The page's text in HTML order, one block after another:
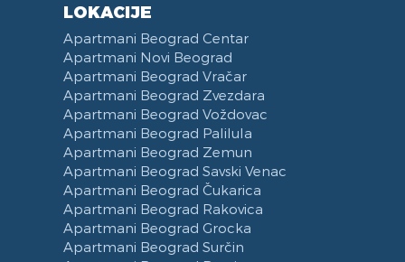
Toalet Papir
Sredstva za Čišćenje
Kategorizovan
Vaučeri
Aspirator
Posudje i Escajg
Beogradski Sajam
Yu biznis centar
Ulica Španskih boraca
Naselje West 365
Filmski grad
Karadjordjev park
KBC Zemun
Institut za majku i dete
Hram Svetog Save
Ulica Kneginje Zorke
Sportski centar 11 April
LOKACIJE
Apartmani Beograd Centar
Apartmani Novi Beograd
Apartmani Beograd Vračar
Apartmani Beograd Zvezdara
Apartmani Beograd Voždovac
Apartmani Beograd Palilula
Apartmani Beograd Zemun
Apartmani Beograd Savski Venac
Apartmani Beograd Čukarica
Apartmani Beograd Rakovica
Apartmani Beograd Grocka
Apartmani Beograd Surčin